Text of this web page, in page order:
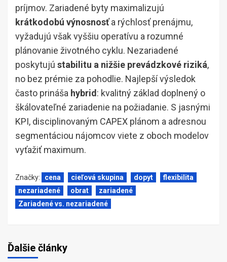
príjmov. Zariadené byty maximalizujú
krátkodobú výnosnosťa rýchlosť prenájmu,
vyžadujú však vyššiu operatívu a rozumné
plánovanie životného cyklu. Nezariadené
poskytujú stabilitu a nižšie prevádzkové riziká,
no bez prémie za pohodlie. Najlepší výsledok
často prináša hybrid: kvalitný základ doplnený o
škálovateľné zariadenie na požiadanie. S jasnými
KPI, disciplinovaným CAPEX plánom a adresnou
segmentáciou nájomcov viete z oboch modelov
vyťažiť maximum.
Značky: cena cieľová skupina dopyt
flexibilita
nezariadené
obrat
zariadené
Zariadené vs. nezariadené
Ďalšie články